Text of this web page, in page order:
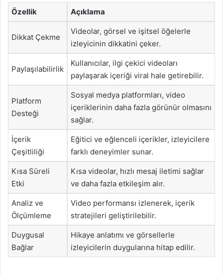
Özellik Açıklama
Dikkat Çekme
Videolar, görsel ve işitsel öğelerle
izleyicinin dikkatini çeker.
Paylaşılabilirlik
Kullanıcılar, ilgi çekici videoları
paylaşarak içeriği viral hale getirebilir.
Platform
Desteği
Sosyal medya platformları, video
içeriklerinin daha fazla görünür olmasını
sağlar.
İçerik
Çeşitliliği
Eğitici ve eğlenceli içerikler, izleyicilere
farklı deneyimler sunar.
Kısa Süreli
Etki
Kısa videolar, hızlı mesaj iletimi sağlar
ve daha fazla etkileşim alır.
Analiz ve
Ölçümleme
Video performansı izlenerek, içerik
stratejileri geliştirilebilir.
Duygusal
Bağlar
Hikaye anlatımı ve görsellerle
izleyicilerin duygularına hitap edilir.